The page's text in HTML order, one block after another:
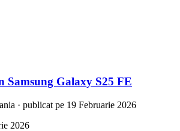
Samsung Galaxy S25 FE
· publicat pe 19 Februarie 2026
2026